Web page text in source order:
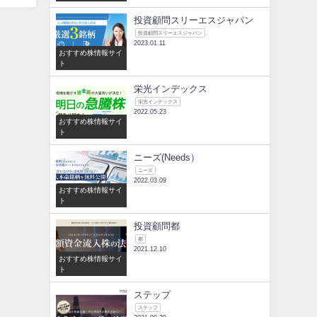
おすすめ株情報サイ
ト
投資顧問スリーエスジャパン
投資顧問スリーエスジャパン
2023.01.11
おすすめ株情報サイ
ト
栄光インデックス
栄光インデックス
2022.05.23
おすすめ株情報サイ
ト
ニーズ(Needs）
ニーズ
2022.03.09
おすすめ株情報サイ
ト
投資顧問都
都
2021.12.10
ステップ
ステップ